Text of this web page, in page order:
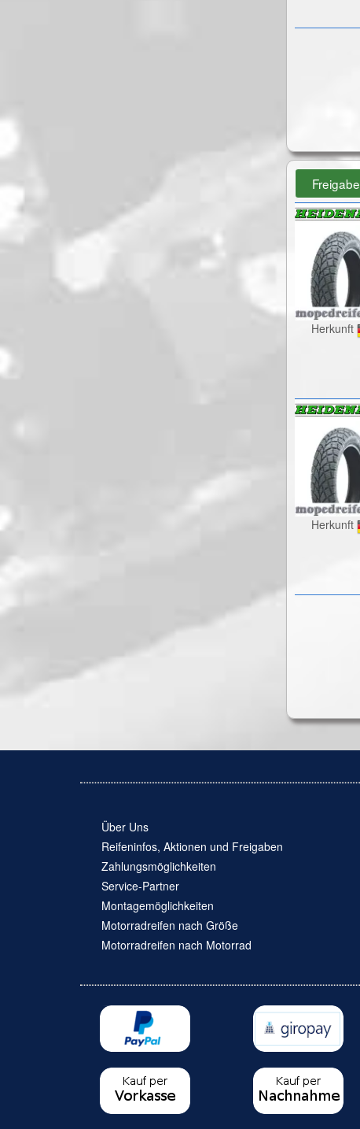
Freigabe
Herkunft
Herkunft
Über Uns
Reifeninfos, Aktionen und Freigaben
Zahlungsmöglichkeiten
Service-Partner
Montagemöglichkeiten
Motorradreifen nach Größe
Motorradreifen nach Motorrad